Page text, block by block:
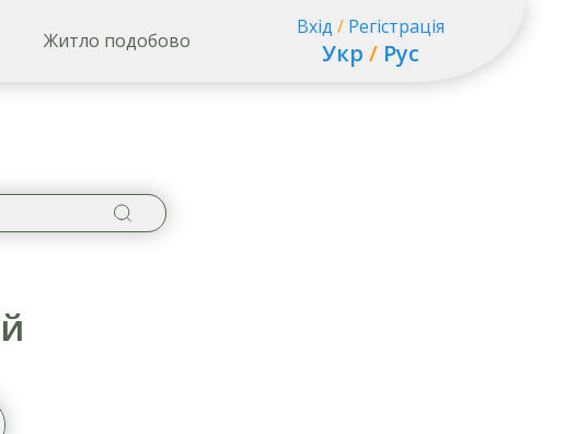
Житло подобово
Вхід / Регістрація
Укр / Рус